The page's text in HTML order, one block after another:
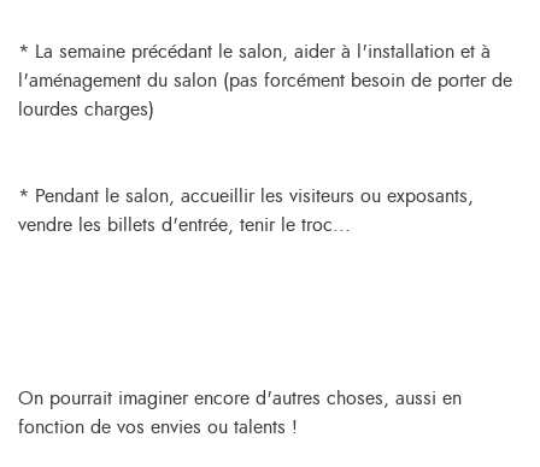
* La semaine précédant le salon, aider à l'installation et à
l'aménagement du salon (pas forcément besoin de porter de
lourdes charges)
* Pendant le salon, accueillir les visiteurs ou exposants,
vendre les billets d'entrée, tenir le troc...
On pourrait imaginer encore d'autres choses, aussi en
fonction de vos envies ou talents !